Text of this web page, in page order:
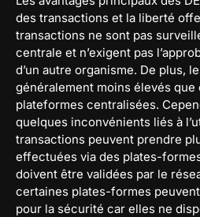
des transactions et la liberté
transactions ne sont pas
centrale et n’exigent pas
d’un autre organisme. De plus,
généralement moins élevés
plateformes centralisées.
quelques inconvénients liés à
transactions peuvent prendre
effectuées via des plates-
doivent être validées par le
certaines plates-formes
pour la sécurité car elles ne